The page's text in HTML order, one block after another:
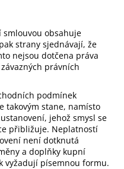
smlouvou obsahuje
strany sjednávají, že
nejsou dotčena práva
právních
podmínek
takovým stane, namísto
jehož smysl se
přibližuje. Neplatností
není dotknutá
a doplňky kupní
vyžadují písemnou formu.